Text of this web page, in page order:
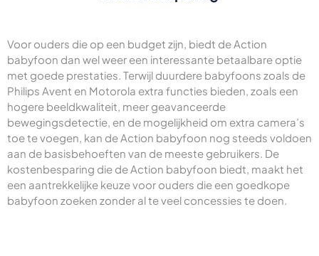
Voor ouders die op een budget zijn, biedt de Action
babyfoon dan wel weer een interessante betaalbare optie
met goede prestaties. Terwijl duurdere babyfoons zoals de
Philips Avent en Motorola extra functies bieden, zoals een
hogere beeldkwaliteit, meer geavanceerde
bewegingsdetectie, en de mogelijkheid om extra camera’s
toe te voegen, kan de Action babyfoon nog steeds voldoen
aan de basisbehoeften van de meeste gebruikers. De
kostenbesparing die de Action babyfoon biedt, maakt het
een aantrekkelijke keuze voor ouders die een goedkope
babyfoon zoeken zonder al te veel concessies te doen.